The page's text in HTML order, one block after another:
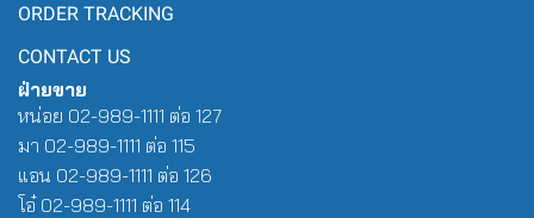
ORDER TRACKING
CONTACT US
ฝ่ายขาย
หน่อย 02-989-1111 ต่อ 127
มา 02-989-1111 ต่อ 115
แอน 02-989-1111 ต่อ 126
โอ๋ 02-989-1111 ต่อ 114